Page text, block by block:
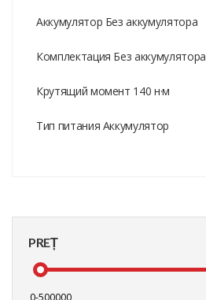
PREȚ
Аккумулятор Без аккумулятора
Комплектация Без аккумулятора
Крутящий момент 140 н·м
Тип питания Аккумулятор